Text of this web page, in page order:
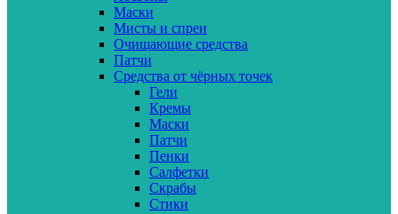
Маски
Мисты и спреи
Очищающие средства
Патчи
Средства от чёрных точек
Гели
Кремы
Маски
Патчи
Пенки
Салфетки
Скрабы
Стики